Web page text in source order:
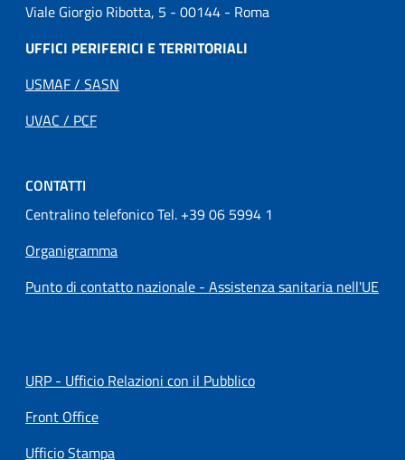
Viale Giorgio Ribotta, 5 - 00144 - Roma
UFFICI PERIFERICI E TERRITORIALI
USMAF / SASN
UVAC / PCF
CONTATTI
Centralino telefonico Tel. +39 06 5994 1
Organigramma
Punto di contatto nazionale - Assistenza sanitaria nell'UE
URP - Ufficio Relazioni con il Pubblico
Front Office
Ufficio Stampa